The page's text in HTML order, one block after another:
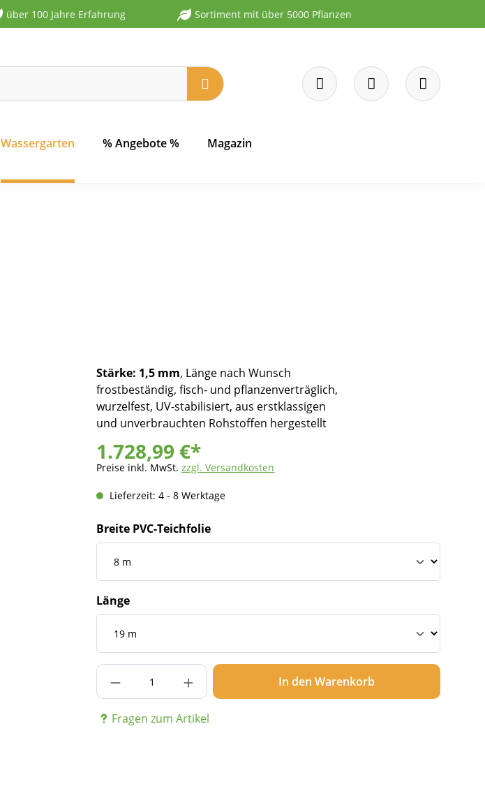
über 100 Jahre Erfahrung Sortiment mit über 5000 Pflanzen
Wassergarten % Angebote % Magazin
Stärke: 1,5 mm, Länge nach Wunsch
frostbeständig, fisch- und pflanzenverträglich,
wurzelfest, UV-stabilisiert, aus erstklassigen
und unverbrauchten Rohstoffen hergestellt
1.728,99 €*
Preise inkl. MwSt.zzgl. Versandkosten
Lieferzeit: 4 - 8 Werktage
Breite PVC-Teichfolie
Länge
Produkt Anzahl: Gib den gewünschten Wert ein
In den Warenkorb
Fragen zum Artikel